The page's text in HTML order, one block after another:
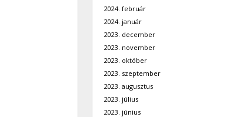
2024. február
2024. január
2023. december
2023. november
2023. október
2023. szeptember
2023. augusztus
2023. július
2023. június